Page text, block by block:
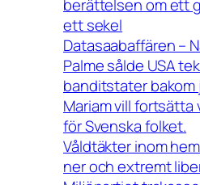
berättelsen om ett
ett sekel
Datasaabaffären –
Palme sålde USA
banditstater bakom
Mariam vill fortsätta
för Svenska folket.
Våldtäkter inom
ner och extremt